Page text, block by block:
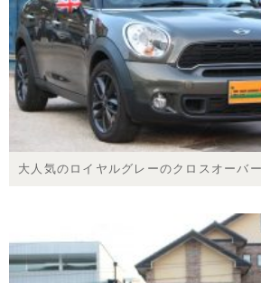
大人気のロイヤルグレーのクロスオーバ